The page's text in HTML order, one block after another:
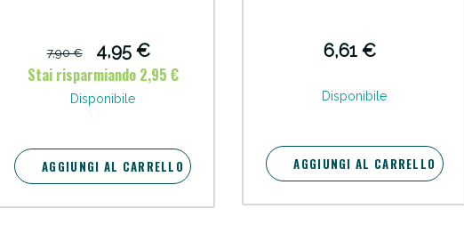
7,90 €
4,95 €
Stai risparmiando 2,95 €
Disponibile
AGGIUNGI AL CARRELLO
6,61 €
Disponibile
AGGIUNGI AL CARRELLO